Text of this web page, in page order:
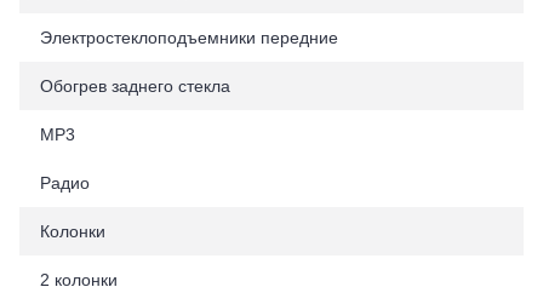
Электростеклоподъемники передние
Обогрев заднего стекла
MP3
Радио
Колонки
2 колонки